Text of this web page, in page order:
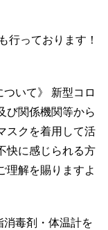
行っております！
ついて》 新型コロ
び関係機関等から
スクを着用して活
快に感じられる方
理解を賜りますよ
消毒剤・体温計を